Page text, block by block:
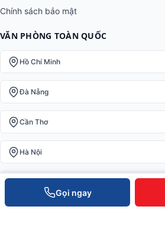
Gọi ngay
Chính sách bảo mật
VĂN PHÒNG TOÀN QUỐC
Hồ Chí Minh
Đà Nẵng
Cần Thơ
Hà Nội
0935 498 384